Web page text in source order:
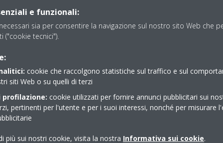
MAGNANI
e funzionali:
sia per consentire la navigazione sul nostro sito Web che
("cookie tecnici").
cookie che raccolgono statistiche sul traffico e sul
siti Web o su quelli di terzi
profilazione: cookie utilizzati per fornire annunci pubblicitari sui
pertinenti per l'utente e per i suoi interessi, nonché per misurare
più sui nostri cookie, visita la nostra Informativa sui cookie.